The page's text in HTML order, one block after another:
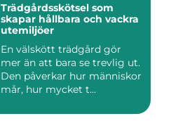
Trädgårdsskötsel som
skapar hållbara och vackra
utemiljöer
En välskött trädgård gör
mer än att bara se trevlig ut.
Den påverkar hur människor
mår, hur mycket t...